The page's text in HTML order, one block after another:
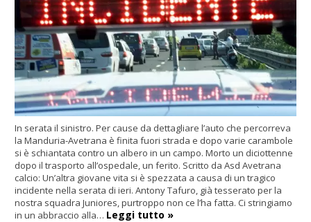
In serata il sinistro. Per cause da dettagliare l’auto che percorreva
la Manduria-Avetrana è finita fuori strada e dopo varie carambole
si è schiantata contro un albero in un campo. Morto un diciottenne
dopo il trasporto all’ospedale, un ferito. Scritto da Asd Avetrana
calcio: Un’altra giovane vita si è spezzata a causa di un tragico
incidente nella serata di ieri. Antony Tafuro, già tesserato per la
nostra squadra Juniores, purtroppo non ce l’ha fatta. Ci stringiamo
in un abbraccio alla… Leggi tutto »